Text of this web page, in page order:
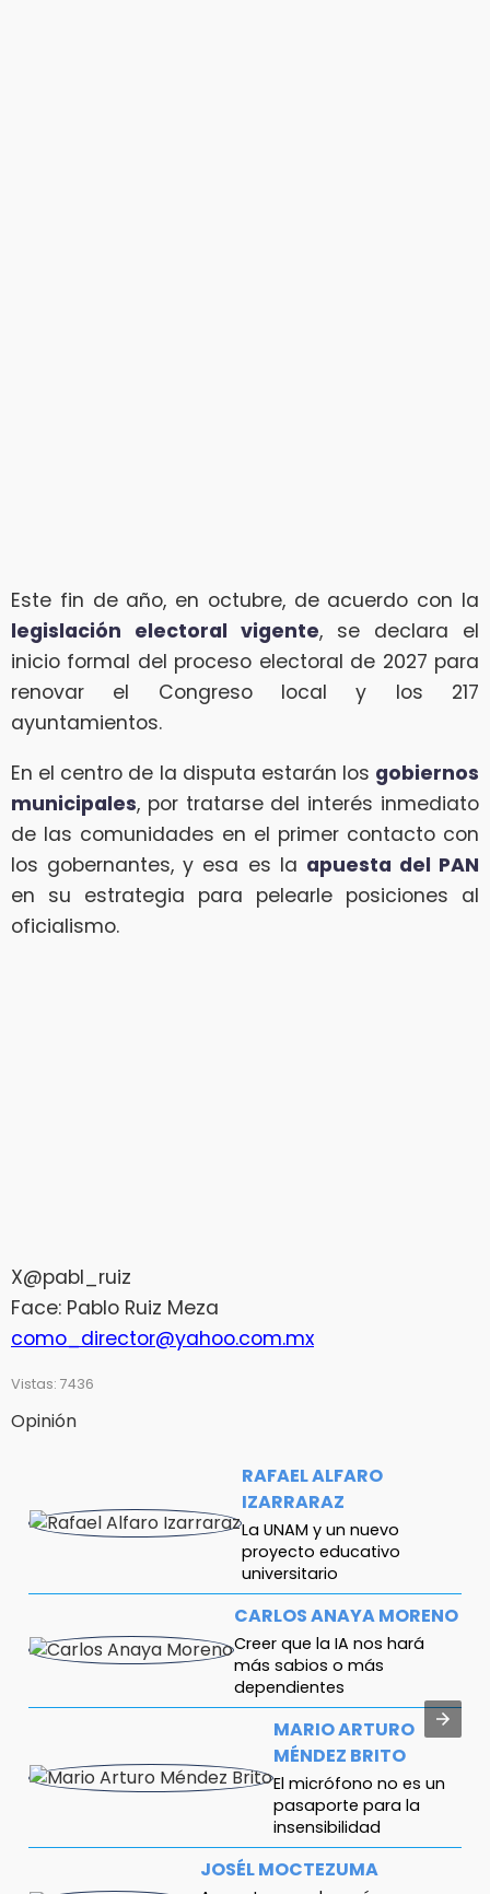
Este fin de año, en octubre, de acuerdo con la
legislación electoral vigente, se declara el
inicio formal del proceso electoral de 2027 para
renovar el Congreso local y los 217
ayuntamientos.
En el centro de la disputa estarán los gobiernos
municipales, por tratarse del interés inmediato
de las comunidades en el primer contacto con
los gobernantes, y esa es la apuesta del PAN
en su estrategia para pelearle posiciones al
oficialismo.
X@pabl_ruiz
Face: Pablo Ruiz Meza
como_director@yahoo.com.mx
Vistas: 7436
Opinión
RAFAEL ALFARO
IZARRARAZ
La UNAM y un nuevo
proyecto educativo
universitario
CARLOS ANAYA MORENO
Creer que la IA nos hará
más sabios o más
dependientes
MARIO ARTURO
MÉNDEZ BRITO
El micrófono no es un
pasaporte para la
insensibilidad
JOSÉL MOCTEZUMA